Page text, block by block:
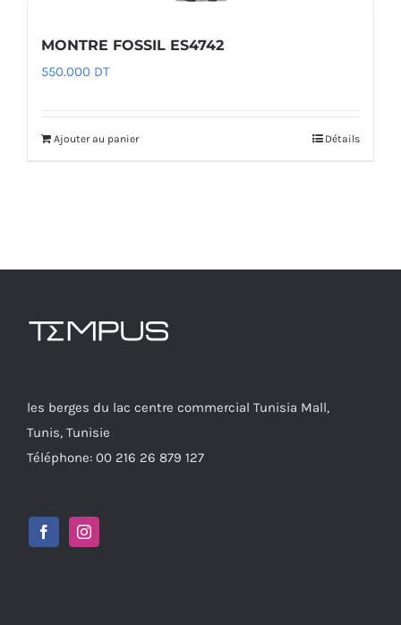
MONTRE FOSSIL ES4742
550.000 DT
Ajouter au panier Détails
les berges du lac centre commercial Tunisia Mall,
Tunis, Tunisie
Téléphone: 00 216 26 879 127